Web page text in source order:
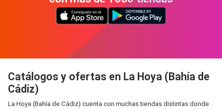
Catálogos y ofertas en La Hoya (Bahía de
Cádiz)
La Hoya (Bahía de Cádiz) cuenta con muchas tiendas distintas donde